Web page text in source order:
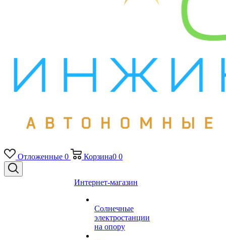
Отложенные 0 Корзина0 0
Интернет-магазин
Солнечные
электростанции
на опору